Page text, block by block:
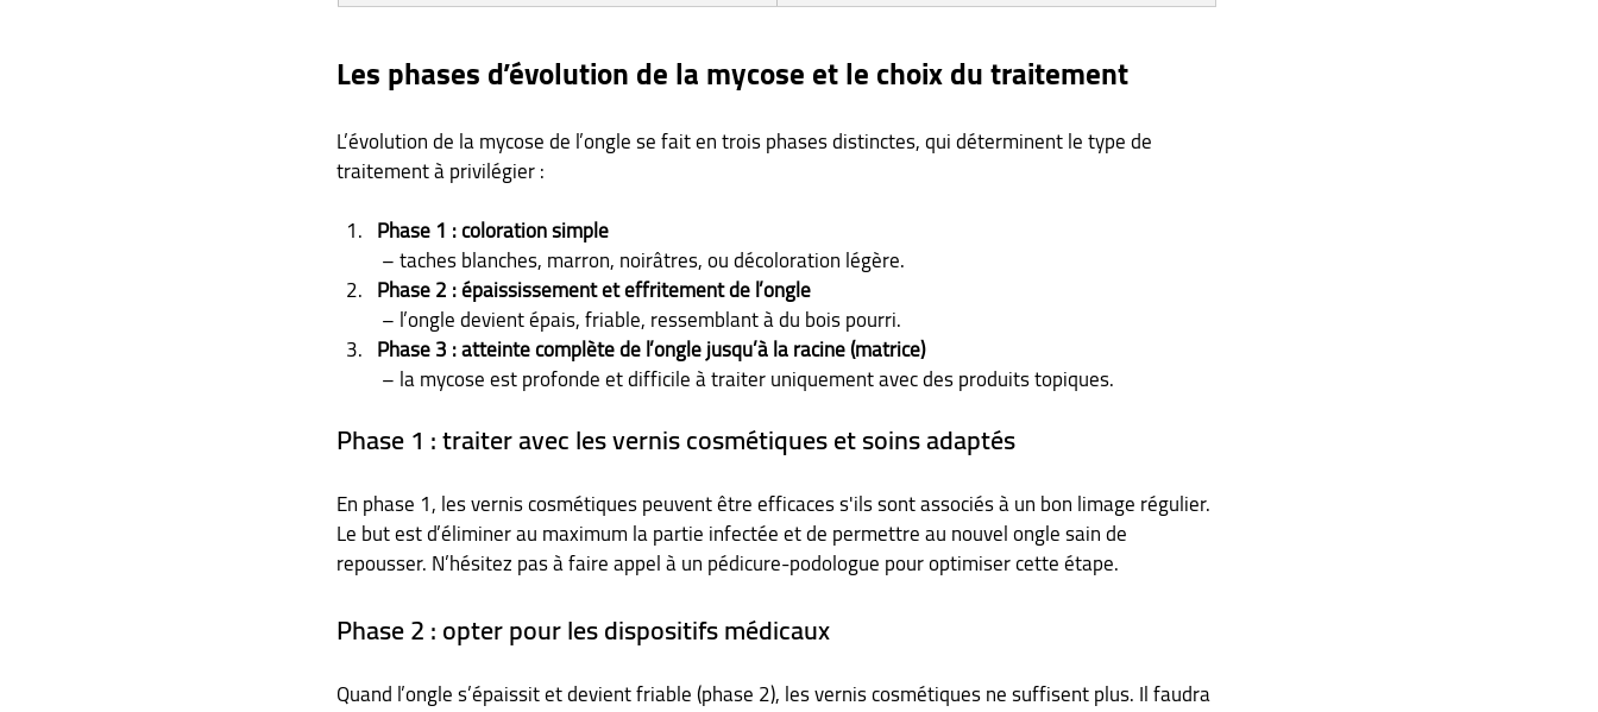
Les phases d’évolution de la mycose et le choix du traitement
L’évolution de la mycose de l’ongle se fait en trois phases distinctes, qui déterminent le type de
traitement à privilégier :
Phase 1 : coloration simple
– taches blanches, marron, noirâtres, ou décoloration légère.
Phase 2 : épaississement et effritement de l’ongle
– l’ongle devient épais, friable, ressemblant à du bois pourri.
Phase 3 : atteinte complète de l’ongle jusqu’à la racine (matrice)
– la mycose est profonde et difficile à traiter uniquement avec des produits topiques.
Phase 1 : traiter avec les vernis cosmétiques et soins adaptés
En phase 1, les vernis cosmétiques peuvent être efficaces s'ils sont associés à un bon limage régulier.
Le but est d’éliminer au maximum la partie infectée et de permettre au nouvel ongle sain de
repousser. N’hésitez pas à faire appel à un pédicure-podologue pour optimiser cette étape.
Phase 2 : opter pour les dispositifs médicaux
Quand l’ongle s’épaissit et devient friable (phase 2), les vernis cosmétiques ne suffisent plus. Il faudra